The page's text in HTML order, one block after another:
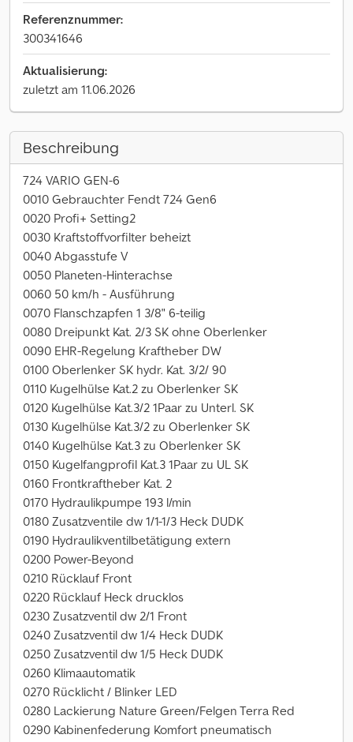
Referenznummer:
300341646
Aktualisierung:
zuletzt am 11.06.2026
Beschreibung
724 VARIO GEN-6
0010 Gebrauchter Fendt 724 Gen6
0020 Profi+ Setting2
0030 Kraftstoffvorfilter beheizt
0040 Abgasstufe V
0050 Planeten-Hinterachse
0060 50 km/h - Ausführung
0070 Flanschzapfen 1 3/8" 6-teilig
0080 Dreipunkt Kat. 2/3 SK ohne Oberlenker
0090 EHR-Regelung Kraftheber DW
0100 Oberlenker SK hydr. Kat. 3/2/ 90
0110 Kugelhülse Kat.2 zu Oberlenker SK
0120 Kugelhülse Kat.3/2 1Paar zu Unterl. SK
0130 Kugelhülse Kat.3/2 zu Oberlenker SK
0140 Kugelhülse Kat.3 zu Oberlenker SK
0150 Kugelfangprofil Kat.3 1Paar zu UL SK
0160 Frontkraftheber Kat. 2
0170 Hydraulikpumpe 193 l/min
0180 Zusatzventile dw 1/1-1/3 Heck DUDK
0190 Hydraulikventilbetätigung extern
0200 Power-Beyond
0210 Rücklauf Front
0220 Rücklauf Heck drucklos
0230 Zusatzventil dw 2/1 Front
0240 Zusatzventil dw 1/4 Heck DUDK
0250 Zusatzventil dw 1/5 Heck DUDK
0260 Klimaautomatik
0270 Rücklicht / Blinker LED
0280 Lackierung Nature Green/Felgen Terra Red
0290 Kabinenfederung Komfort pneumatisch